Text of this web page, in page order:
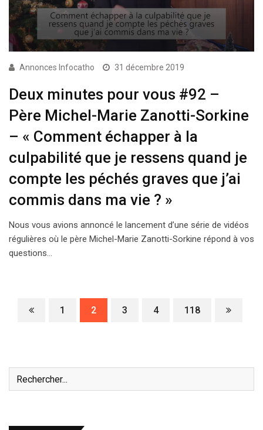
Annonces Infocatho 31 décembre 2019
Deux minutes pour vous #92 –
Père Michel-Marie Zanotti-Sorkine
– « Comment échapper à la
culpabilité que je ressens quand je
compte les péchés graves que j’ai
commis dans ma vie ? »
Nous vous avions annoncé le lancement d’une série de vidéos
régulières où le père Michel-Marie Zanotti-Sorkine répond à vos
questions…
1 2 3 4 118